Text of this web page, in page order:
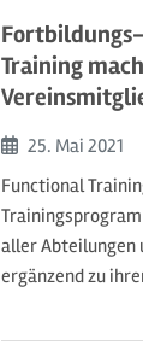
Training
Beginn:
25. Mai 2021
Functional
aller Abteilungen
ergänzend zu